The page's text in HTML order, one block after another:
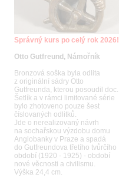
Správný kurs po celý rok 2026!
Otto Gutfreund, Námořník
Bronzová soška byla odlita
z originální sádry Otto
Gutfreunda, kterou posoudil doc.
Šetlík a v rámci limitované série
bylo zhotoveno pouze šest
číslovaných odlitků.
Jde o nerealizovaný návrh
na sochařskou výzdobu domu
Anglobanky v Praze a spadá
do Gutfreundova třetího tvůrčího
období (1920 - 1925) - období
nové věcnosti a civilismu.
Výška 24,4 cm.